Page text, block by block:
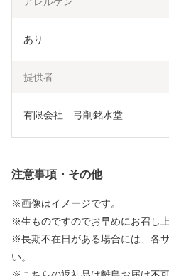
あり
提供者
有限会社　弓削銘水堂
注意事項・その他
※画像はイメージです。
※生ものですのでお早めにお召し上
※長期不在日がある場合には、各
い。